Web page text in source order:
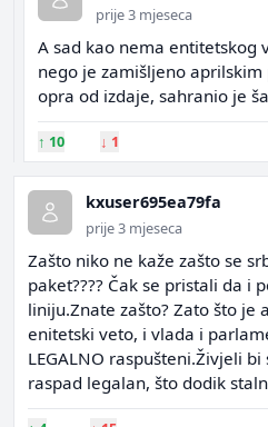
prije 3 mjeseca
A sad kao nema entitetskog
nego je zamišljeno
opra od izdaje, sahranio je
↑ 10 ↓ 1
kxuser695ea79fa
prije 3 mjeseca
Zašto niko ne kaže zašto se
paket???? Čak se pristali da i
liniju.Znate zašto? Zato što je
enitetski veto, i vlada i
LEGALNO raspušteni.Živjeli
raspad legalan, što dodik